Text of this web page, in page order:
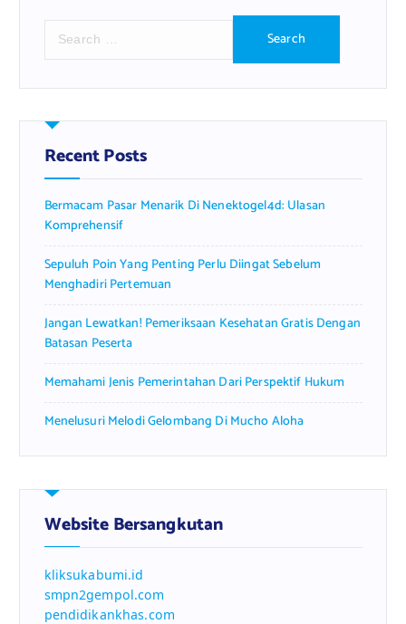
r
h
f
o
:
Recent Posts
Bermacam Pasar Menarik Di Nenektogel4d: Ulasan
Komprehensif
Sepuluh Poin Yang Penting Perlu Diingat Sebelum
Menghadiri Pertemuan
Jangan Lewatkan! Pemeriksaan Kesehatan Gratis Dengan
Batasan Peserta
Memahami Jenis Pemerintahan Dari Perspektif Hukum
Menelusuri Melodi Gelombang Di Mucho Aloha
Website Bersangkutan
kliksukabumi.id
smpn2gempol.com
pendidikankhas.com